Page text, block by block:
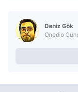
Deniz Gök
Onedio